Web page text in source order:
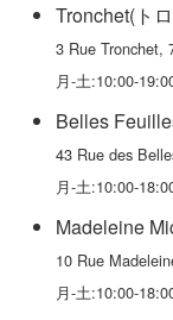
Tronchet(ト
3 Rue Tronchet,
月-土:10:00-
Belles
43 Rue des
月-土:10:00-
Madeleine
10 Rue
月-土:10:00-